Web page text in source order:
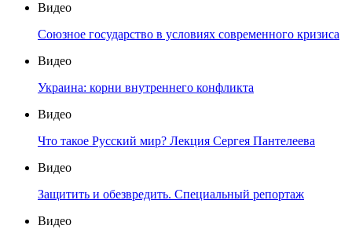
Видео
Союзное государство в условиях современного кризиса
Видео
Украина: корни внутреннего конфликта
Видео
Что такое Русский мир? Лекция Сергея Пантелеева
Видео
Защитить и обезвредить. Специальный репортаж
Видео